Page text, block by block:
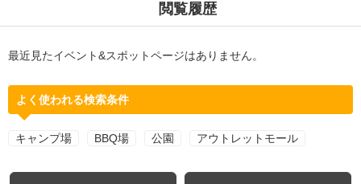
閲覧履歴
最近見たイベント&スポットページはありません。
よく使われる検索条件
キャンプ場 BBQ場 公園 アウトレットモール